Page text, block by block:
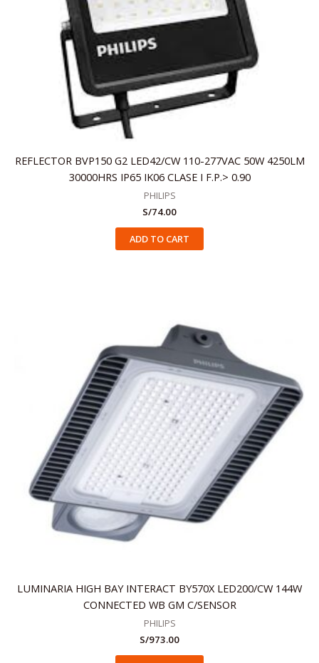
REFLECTOR BVP150 G2 LED42/CW 110-277VAC 50W 4250LM
30000HRS IP65 IK06 CLASE I F.P.> 0.90
PHILIPS
S/74.00
ADD TO CART
LUMINARIA HIGH BAY INTERACT BY570X LED200/CW 144W
CONNECTED WB GM C/SENSOR
PHILIPS
S/973.00